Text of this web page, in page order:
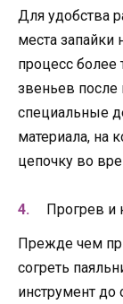
Для удобства
места запайки
процесс
звеньев после
специальные
материала, на
цепочку во
Прогрев и
Прежде чем
согреть
инструмент до